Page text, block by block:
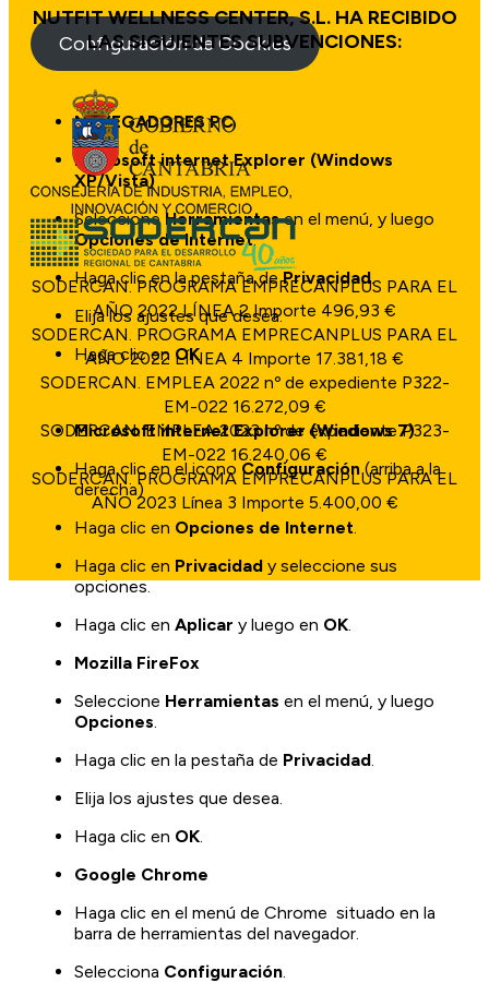
Configuración de Cookies
NAVEGADORES PC
Microsoft internet Explorer (Windows
XP/Vista)
SeleccioneHerramientasen el menú, y luego
Opciones de Internet.
Haga clic en la pestaña dePrivacidad.
Elija los ajustes que desea.
Haga clic en OK.
Microsoft internet Explorer (Windows 7)
Haga clic en el icono Configuración(arriba a la
derecha)
Haga clic en Opciones de Internet.
Haga clic en Privacidad y seleccione sus
opciones.
Haga clic en Aplicar y luego en OK.
Mozilla FireFox
Seleccione Herramientas en el menú, y luego
Opciones.
Haga clic en la pestaña de Privacidad.
Elija los ajustes que desea.
Haga clic en OK.
Google Chrome
Haga clic en el menú de Chrome situado en la
barra de herramientas del navegador.
Selecciona Configuración.
NUTFIT WELLNESS CENTER, S.L. HA RECIBIDO
LAS SIGUIENTES SUBVENCIONES:
SODERCAN. PROGRAMA EMPRECANPLUS PARA EL
AÑO 2022 LÍNEA 2 Importe 496,93 €
SODERCAN. PROGRAMA EMPRECANPLUS PARA EL
AÑO 2022 LÍNEA 4 Importe 17.381,18 €
SODERCAN. EMPLEA 2022 nº de expediente P322-
EM-022 16.272,09 €
SODERCAN. EMPLEA 2023 nº de expediente P323-
EM-022 16.240,06 €
SODERCAN. PROGRAMA EMPRECANPLUS PARA EL
AÑO 2023 Línea 3 Importe 5.400,00 €